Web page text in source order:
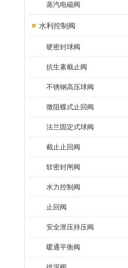
蒸汽电磁阀
水利控制阀
硬密封球阀
抗生素截止阀
不锈钢高压球阀
微阻蝶式止回阀
法兰固定式球阀
截止止回阀
软密封闸阀
水力控制阀
止回阀
安全泄压持压阀
暖通平衡阀